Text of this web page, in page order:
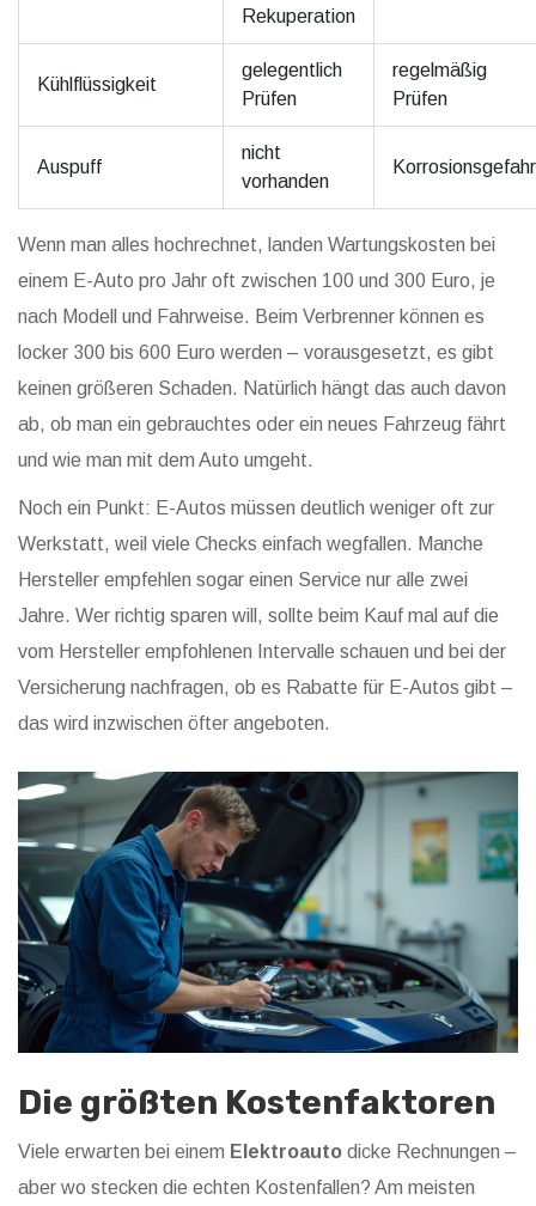
Rekuperation
Kühlflüssigkeit
gelegentlich
Prüfen
regelmäßig
Prüfen
Auspuff
nicht
vorhanden
Korrosionsgefahr
Wenn man alles hochrechnet, landen Wartungskosten bei
einem E-Auto pro Jahr oft zwischen 100 und 300 Euro, je
nach Modell und Fahrweise. Beim Verbrenner können es
locker 300 bis 600 Euro werden – vorausgesetzt, es gibt
keinen größeren Schaden. Natürlich hängt das auch davon
ab, ob man ein gebrauchtes oder ein neues Fahrzeug fährt
und wie man mit dem Auto umgeht.
Noch ein Punkt: E-Autos müssen deutlich weniger oft zur
Werkstatt, weil viele Checks einfach wegfallen. Manche
Hersteller empfehlen sogar einen Service nur alle zwei
Jahre. Wer richtig sparen will, sollte beim Kauf mal auf die
vom Hersteller empfohlenen Intervalle schauen und bei der
Versicherung nachfragen, ob es Rabatte für E-Autos gibt –
das wird inzwischen öfter angeboten.
Die größten Kostenfaktoren
Viele erwarten bei einem Elektroauto dicke Rechnungen –
aber wo stecken die echten Kostenfallen? Am meisten